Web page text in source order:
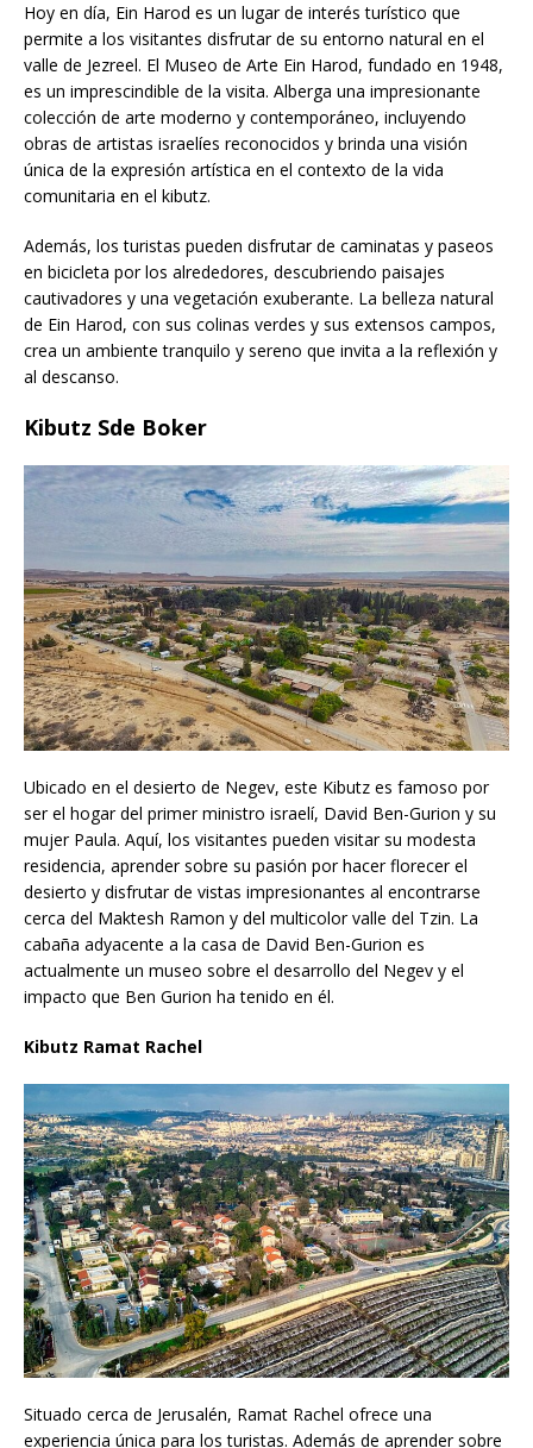
Hoy en día, Ein Harod es un lugar de interés turístico que
permite a los visitantes disfrutar de su entorno natural en el
valle de Jezreel. El Museo de Arte Ein Harod, fundado en 1948,
es un imprescindible de la visita. Alberga una impresionante
colección de arte moderno y contemporáneo, incluyendo
obras de artistas israelíes reconocidos y brinda una visión
única de la expresión artística en el contexto de la vida
comunitaria en el kibutz.
Además, los turistas pueden disfrutar de caminatas y paseos
en bicicleta por los alrededores, descubriendo paisajes
cautivadores y una vegetación exuberante. La belleza natural
de Ein Harod, con sus colinas verdes y sus extensos campos,
crea un ambiente tranquilo y sereno que invita a la reflexión y
al descanso.
Kibutz Sde Boker
Ubicado en el desierto de Negev, este Kibutz es famoso por
ser el hogar del primer ministro israelí, David Ben-Gurion y su
mujer Paula. Aquí, los visitantes pueden visitar su modesta
residencia, aprender sobre su pasión por hacer florecer el
desierto y disfrutar de vistas impresionantes al encontrarse
cerca del Maktesh Ramon y del multicolor valle del Tzin. La
cabaña adyacente a la casa de David Ben-Gurion es
actualmente un museo sobre el desarrollo del Negev y el
impacto que Ben Gurion ha tenido en él.
Kibutz Ramat Rachel
Situado cerca de Jerusalén, Ramat Rachel ofrece una
experiencia única para los turistas. Además de aprender sobre